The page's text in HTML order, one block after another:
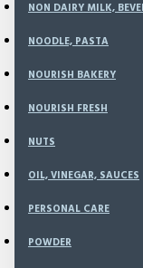
NON DAIRY MILK,
NOODLE, PASTA
NOURISH BAKERY
NOURISH FRESH
NUTS
OIL, VINEGAR, SAUCES
PERSONAL CARE
POWDER
Rp70,000
Model:NEW-
Weight:
ADD TO CART